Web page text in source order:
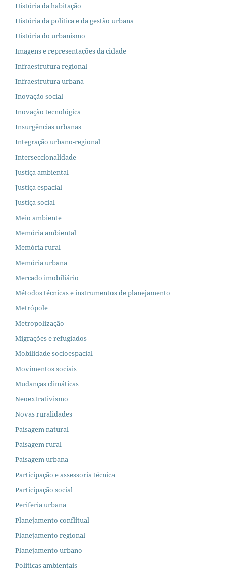
História da habitação
História da política e da gestão urbana
História do urbanismo
Imagens e representações da cidade
Infraestrutura regional
Infraestrutura urbana
Inovação social
Inovação tecnológica
Insurgências urbanas
Integração urbano-regional
Interseccionalidade
Justiça ambiental
Justiça espacial
Justiça social
Meio ambiente
Memória ambiental
Memória rural
Memória urbana
Mercado imobiliário
Métodos técnicas e instrumentos de planejamento
Metrópole
Metropolização
Migrações e refugiados
Mobilidade socioespacial
Movimentos sociais
Mudanças climáticas
Neoextrativismo
Novas ruralidades
Paisagem natural
Paisagem rural
Paisagem urbana
Participação e assessoria técnica
Participação social
Periferia urbana
Planejamento conflitual
Planejamento regional
Planejamento urbano
Políticas ambientais